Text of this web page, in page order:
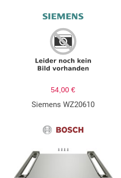
54,00 €
Siemens WZ20610